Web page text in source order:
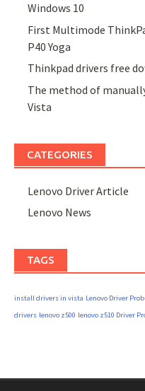
Windows 10
First Multimode
P40 Yoga
Thinkpad drivers free
The method of
Vista
CATEGORIES
Lenovo Driver Article
Lenovo News
TAGS
install drivers in vista Lenovo Driver
drivers lenovo z500 lenovo z510 Driver